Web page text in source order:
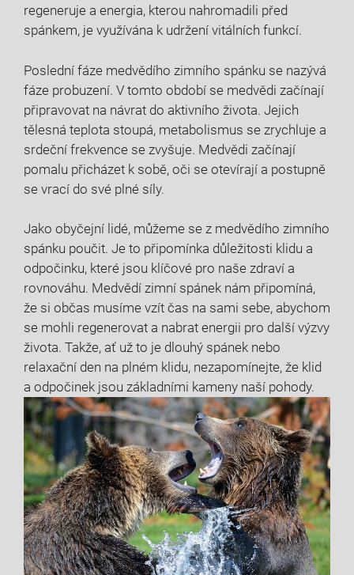
regeneruje a energia, kterou nahromadili před
spánkem, je využívána k udržení vitálních funkcí.
Poslední fáze ‍medvědího​ zimního spánku se nazývá
fáze ​probuzení. V ⁢tomto období se medvědi začínají
připravovat na⁣ návrat do⁣ aktivního života. Jejich
tělesná teplota stoupá, metabolismus se zrychluje a
srdeční frekvence se zvyšuje. Medvědi začínají
pomalu přicházet k sobě, oči se​ otevírají a postupně
se vrací do své plné⁣ síly.
Jako‌ obyčejní lidé, můžeme se ‍z medvědího​ zimního
spánku poučit. Je to připomínka​ důležitosti klidu a
odpočinku, které jsou klíčové‍ pro naše zdraví⁢ a
rovnováhu.⁢ Medvědí zimní spánek nám připomíná,
že si občas musíme vzít čas na sami sebe,⁢ abychom
se⁣ mohli⁤ regenerovat a nabrat energii ⁢pro další výzvy
života. Takže, ať už to je dlouhý spánek nebo
relaxační den na plném⁤ klidu, nezapomínejte, že klid
a odpočinek jsou základními kameny naší pohody.